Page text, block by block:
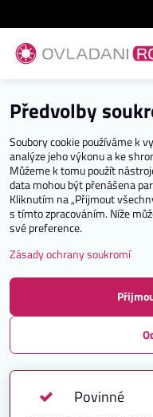
Předvolby
Soubory cookie používáme k
analýze jeho výkonu a ke
Můžeme k tomu použít
data mohou být přenášena
Kliknutím na „Přijmout
s tímto zpracováním. Níže
své preference.
Zásady ochrany soukromí
Povinné